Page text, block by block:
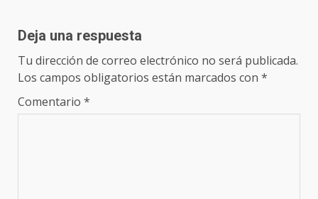
Deja una respuesta
Tu dirección de correo electrónico no será publicada.
Los campos obligatorios están marcados con *
Comentario *